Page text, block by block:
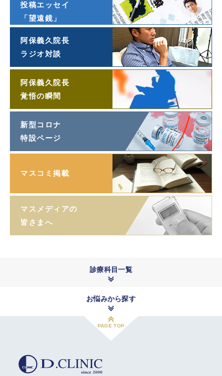
投稿エッセイ
「望遠鏡」
阿保義久院長
ラジオ対談
阿保義久院長
覚悟の瞬間
新型コロナ
特設ページ
マスコミ掲載
マスメディアの
皆さまへ
診療科目一覧
お悩みから探す
PAGE TOP